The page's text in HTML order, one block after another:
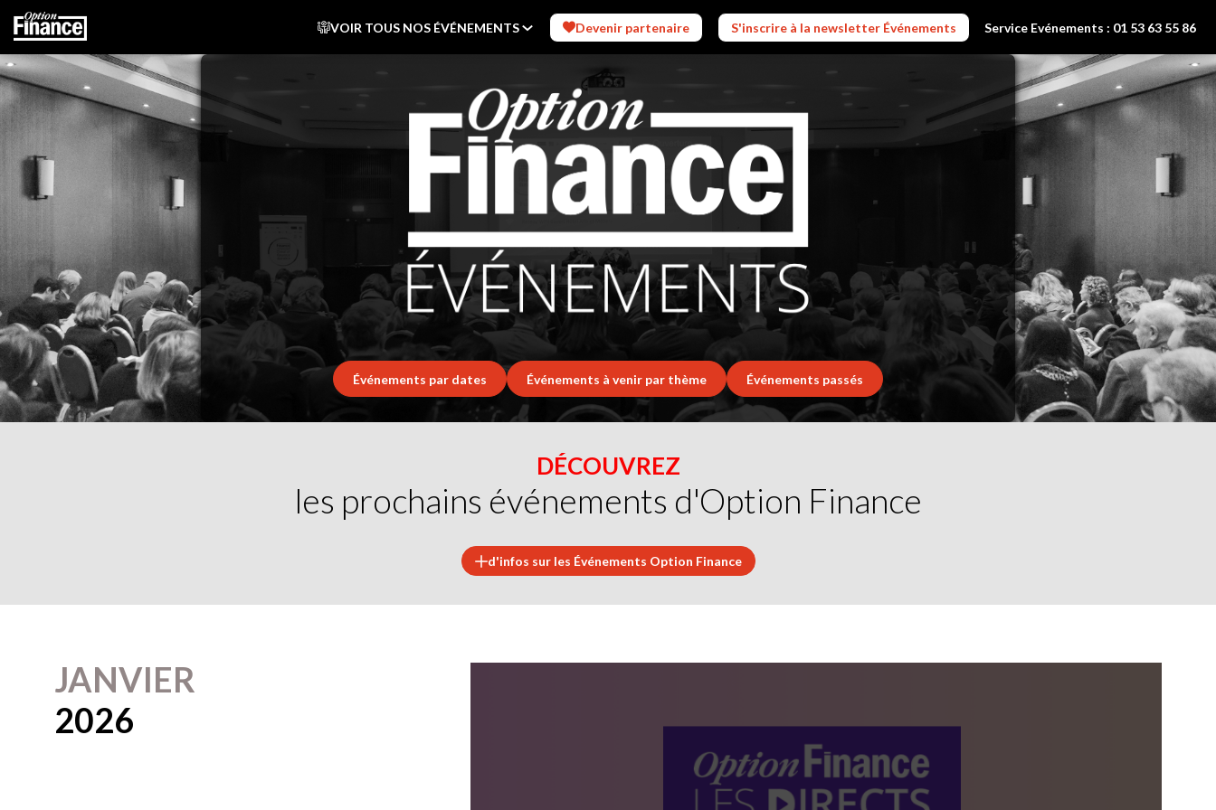
VOIR TOUS NOS ÉVÉNEMENTS Devenir partenaire S'inscrire à la newsletter Événements Service Evénements : 01 53 63 55 86
Événements par dates Événements à venir par thème Événements passés
DÉCOUVREZ
les prochains événements d'Option Finance
d'infos sur les Événements Option Finance
JANVIER
2026